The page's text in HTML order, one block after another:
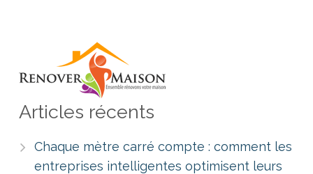
Articles récents
Chaque mètre carré compte : comment les
entreprises intelligentes optimisent leurs